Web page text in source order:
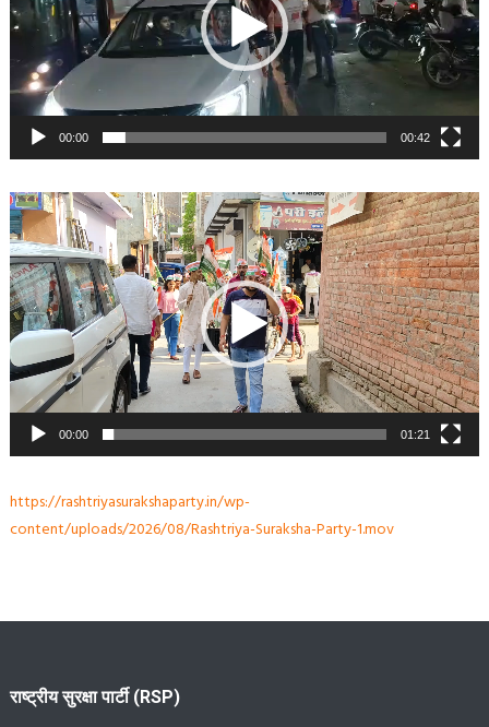
00:00 00:42
Video
Player
00:00 01:21
https://rashtriyasurakshaparty.in/wp-
content/uploads/2026/08/Rashtriya-Suraksha-Party-1.mov
राष्ट्रीय सुरक्षा पार्टी (RSP)